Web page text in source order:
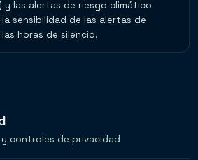
y las alertas de riesgo climático
sensibilidad de las alertas de
horas de silencio.
controles de privacidad